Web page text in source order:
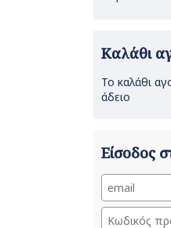
Καλάθι
Το καλάθι
άδειο
Είσοδος